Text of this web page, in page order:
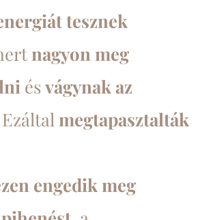
tesznek
nagyon meg
ésvágynak az
megtapasztalták
engedik meg